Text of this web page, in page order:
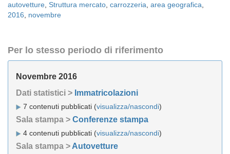
autovetture Struttura mercato carrozzeria area geografica
2016
novembre
Per lo stesso periodo di riferimento
Novembre 2016
Dati statistici > Immatricolazioni
7 contenuti pubblicati (visualizza/nascondi)
Sala stampa > Conferenze stampa
4 contenuti pubblicati (visualizza/nascondi)
Sala stampa > Autovetture